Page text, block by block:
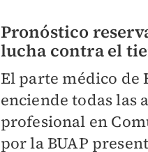
Pronóstico
lucha contra el
El parte médico de
enciende todas las
profesional en
por la BUAP